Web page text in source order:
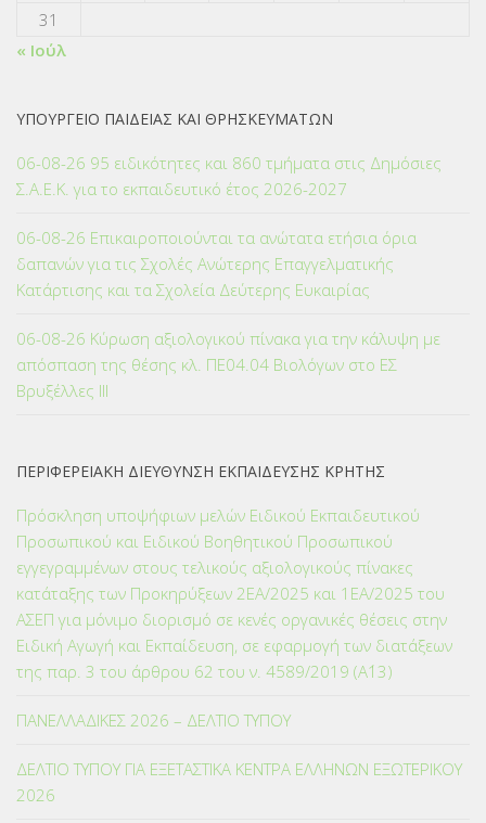
31
« Ιούλ
ΥΠΟΥΡΓΕΙΟ ΠΑΙΔΕΙΑΣ ΚΑΙ ΘΡΗΣΚΕΥΜΑΤΩΝ
06-08-26 95 ειδικότητες και 860 τμήματα στις Δημόσιες
Σ.Α.Ε.Κ. για το εκπαιδευτικό έτος 2026-2027
06-08-26 Επικαιροποιούνται τα ανώτατα ετήσια όρια
δαπανών για τις Σχολές Ανώτερης Επαγγελματικής
Κατάρτισης και τα Σχολεία Δεύτερης Ευκαιρίας
06-08-26 Κύρωση αξιολογικού πίνακα για την κάλυψη με
απόσπαση της θέσης κλ. ΠΕ04.04 Βιολόγων στο ΕΣ
Βρυξέλλες ΙΙΙ
ΠΕΡΙΦΕΡΕΙΑΚΗ ΔΙΕΥΘΥΝΣΗ ΕΚΠΑΙΔΕΥΣΗΣ ΚΡΗΤΗΣ
Πρόσκληση υποψήφιων μελών Ειδικού Εκπαιδευτικού
Προσωπικού και Ειδικού Βοηθητικού Προσωπικού
εγγεγραμμένων στους τελικούς αξιολογικούς πίνακες
κατάταξης των Προκηρύξεων 2ΕΑ/2025 και 1ΕΑ/2025 του
ΑΣΕΠ για μόνιμο διορισμό σε κενές οργανικές θέσεις στην
Ειδική Αγωγή και Εκπαίδευση, σε εφαρμογή των διατάξεων
της παρ. 3 του άρθρου 62 του ν. 4589/2019 (Α΄13)
ΠΑΝΕΛΛΑΔΙΚΕΣ 2026 – ΔΕΛΤΙΟ ΤΥΠΟΥ
ΔΕΛΤΙΟ ΤΥΠΟΥ ΓΙΑ ΕΞΕΤΑΣΤΙΚΑ ΚΕΝΤΡΑ ΕΛΛΗΝΩΝ ΕΞΩΤΕΡΙΚΟΥ
2026